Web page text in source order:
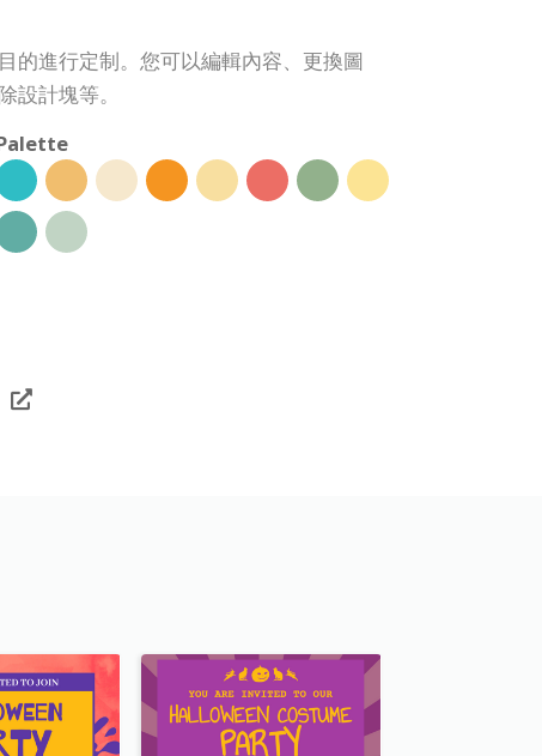
的進行定制。您可以編輯內容、更換圖
設計塊等。